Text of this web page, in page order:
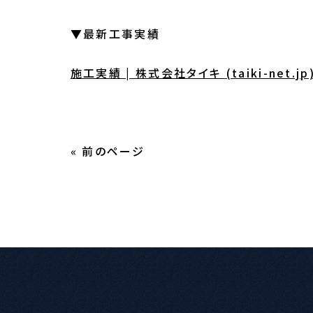
▼最新工事実績
施工実績 | 株式会社タイキ (taiki-
« 前のページ